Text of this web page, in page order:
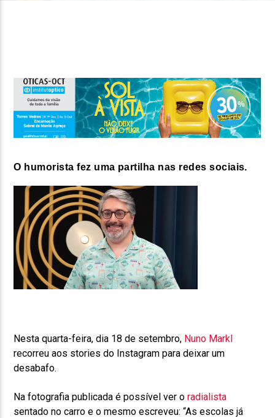
O humorista fez uma partilha nas redes sociais.
Nesta quarta-feira, dia 18 de setembro, Nuno Markl
recorreu aos stories do Instagram para deixar um
desabafo.
Na fotografia publicada é possível ver oradialista
sentado no carro e o mesmo escreveu: “As escolas já